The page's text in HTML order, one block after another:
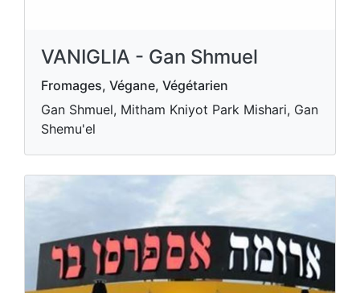
VANIGLIA - Gan Shmuel
Fromages, Végane, Végétarien
Gan Shmuel, Mitham Kniyot Park Mishari, Gan
Shemu'el